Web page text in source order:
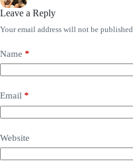
Leave a Reply
Your email address will not be published.
Name *
Email *
Website